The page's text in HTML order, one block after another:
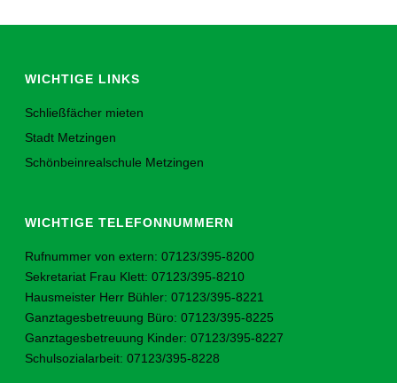
WICHTIGE LINKS
Schließfächer mieten
Stadt Metzingen
Schönbeinrealschule Metzingen
WICHTIGE TELEFONNUMMERN
Rufnummer von extern: 07123/395-8200
Sekretariat Frau Klett: 07123/395-8210
Hausmeister Herr Bühler: 07123/395-8221
Ganztagesbetreuung Büro: 07123/395-8225
Ganztagesbetreuung Kinder: 07123/395-8227
Schulsozialarbeit: 07123/395-8228